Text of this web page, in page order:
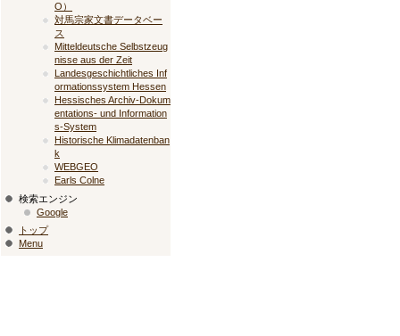
O）
対馬宗家文書データベー
ス
Mitteldeutsche Selbstzeug
nisse aus der Zeit
Landesgeschichtliches Inf
ormationssystem Hessen
Hessisches Archiv-Dokum
entations- und Information
s-System
Historische Klimadatenban
k
WEBGEO
Earls Colne
検索エンジン
Google
トップ
Menu